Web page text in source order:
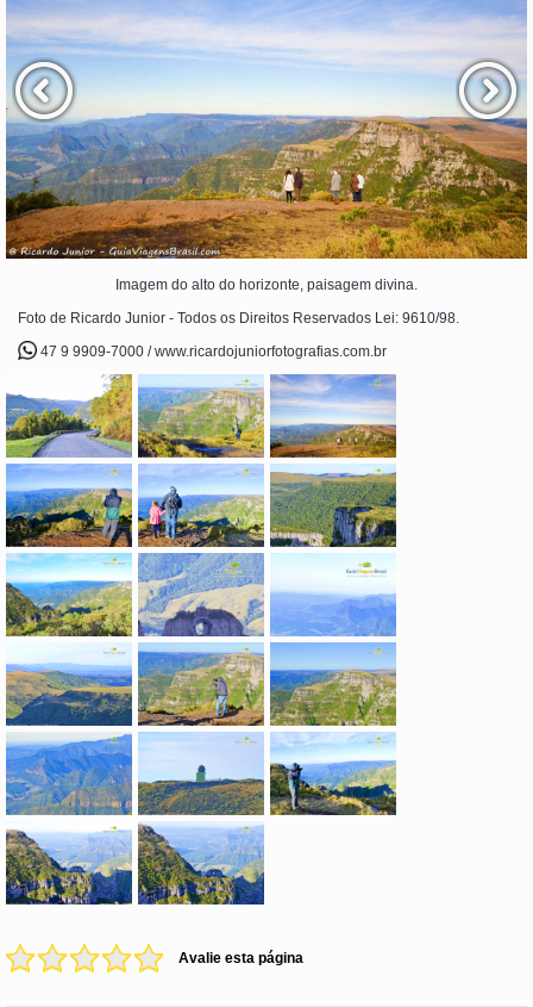
Imagem do alto do horizonte, paisagem divina.
Foto de Ricardo Junior - Todos os Direitos Reservados Lei: 9610/98.
47 9 9909-7000 / www.ricardojuniorfotografias.com.br
Avalie esta página